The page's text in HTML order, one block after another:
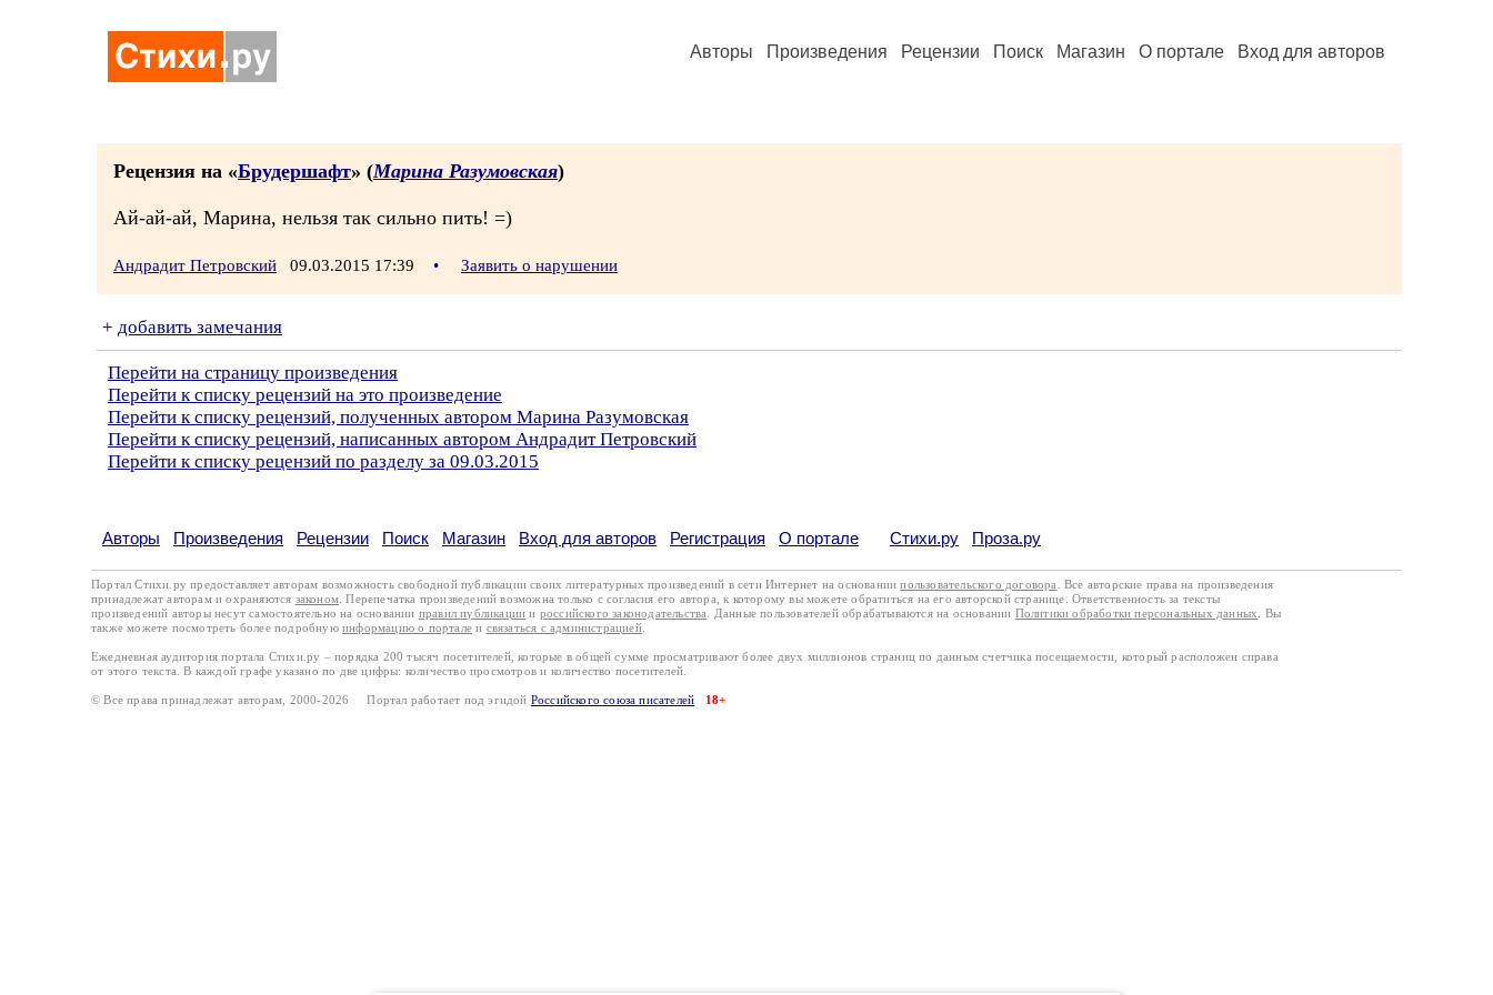
Авторы Произведения Рецензии Поиск Магазин О портале Вход для авторов
Рецензия на «Брудершафт» (Марина Разумовская)
Ай-ай-ай, Марина, нельзя так сильно пить! =)
Андрадит Петровский 09.03.2015 17:39 • Заявить о нарушении
+ добавить замечания
Перейти на страницу произведения
Перейти к списку рецензий на это произведение
Перейти к списку рецензий, полученных автором Марина Разумовская
Перейти к списку рецензий, написанных автором Андрадит Петровский
Перейти к списку рецензий по разделу за 09.03.2015
Авторы Произведения Рецензии Поиск Магазин Вход для авторов Регистрация О портале Стихи.ру Проза.ру
Портал Стихи.ру предоставляет авторам возможность свободной публикации своих литературных произведений в сети Интернет на основаниипользовательского договора
. Все авторские права на произведения
принадлежат авторам и охраняются законом . Перепечатка произведений возможна только с согласия его автора, к которому вы можете обратиться на его авторской странице. Ответственность за тексты
произведений авторы несут самостоятельно на основании правил публикации и российского законодательства . Данные пользователей обрабатываются на основании Политики обработки персональных данных
. Вы
также можете посмотреть более подробную информацию о портале и связаться с администрацией.
Ежедневная аудитория портала Стихи.ру – порядка 200 тысяч посетителей, которые в общей сумме просматривают более двух миллионов страниц по данным счетчика посещаемости, который расположен справа
от этого текста. В каждой графе указано по две цифры: количество просмотров и количество посетителей.
© Все права принадлежат авторам, 2000-2026 Портал работает под эгидой Российского союза писателей 18+